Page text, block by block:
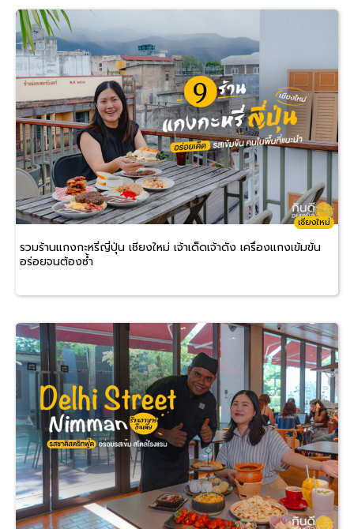
เชียงใหม่
รวมร้านแกงกะหรี่ญี่ปุ่น เชียงใหม่ เจ้าเด็ดเจ้าดัง เครื่องแกงเข้มข้น
อร่อยจนต้องซ้ำ